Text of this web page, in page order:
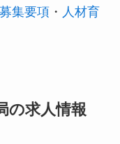
募集要項・ 人材育
の求人情報